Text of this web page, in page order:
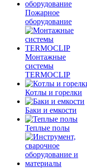
Пожарное
оборудование
Монтажные
системы
TERMOCLIP
Котлы и горелки
Баки и емкости
Теплые полы